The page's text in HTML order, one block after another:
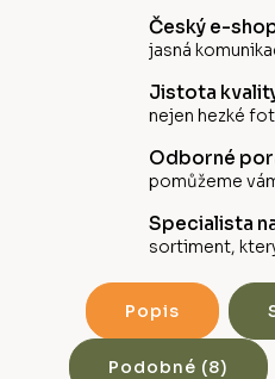
Český e-
jasná
Jistota
nejen hezké
Odborné
pomůžeme
Specialista
sortiment,
Popis
Podobné (8)